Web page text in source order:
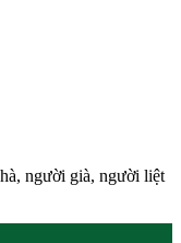
người già, người liệt